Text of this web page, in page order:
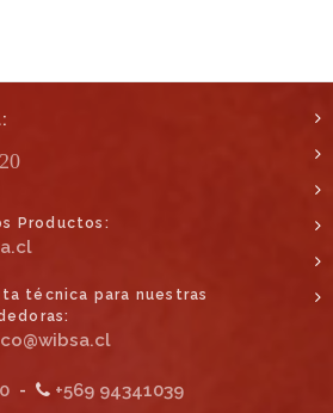
Productos:
técnica para nuestras
- +569 94341039